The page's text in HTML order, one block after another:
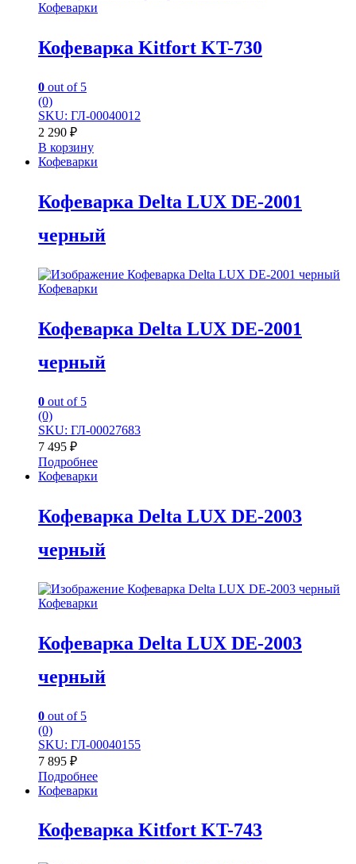
Кофеварки
Кофеварка Kitfort KT-730
0 out of 5
(0)
SKU: ГЛ-00040012
2 290 ₽
В корзину
Кофеварки
Кофеварка Delta LUX DE-2001
черный
Кофеварки
Кофеварка Delta LUX DE-2001
черный
0 out of 5
(0)
SKU: ГЛ-00027683
7 495 ₽
Подробнее
Кофеварки
Кофеварка Delta LUX DE-2003
черный
Кофеварки
Кофеварка Delta LUX DE-2003
черный
0 out of 5
(0)
SKU: ГЛ-00040155
7 895 ₽
Подробнее
Кофеварки
Кофеварка Kitfort KT-743